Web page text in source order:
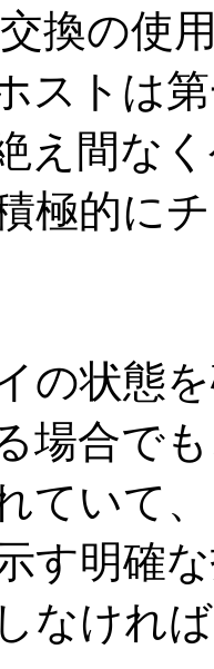
換の使
ストは
え間な
極的に
の状態
場合で
ていて
す明確
なけれ